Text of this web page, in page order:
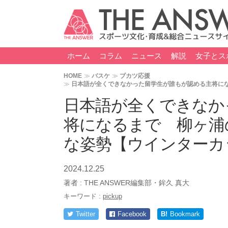
ホーム コラム ニュース 解説 女子とス
HOME バスケ
ブカツ応援
日本語が全くできなかった留学生が誰もが認める主将
日本語が全くできな
将になるまで 柳ヶ浦
な姿勢【ウインター
2024.12.25
著者 : THE ANSWER編集部・鉾久 真大
キーワード : pickup
Twitter Facebook B! Bookmark